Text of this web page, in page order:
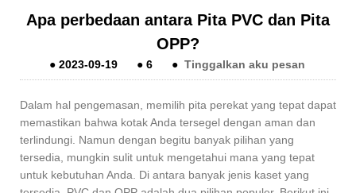
Apa perbedaan antara Pita PVC dan Pita
OPP?
●2023-09-19 ●6 ● Tinggalkan aku pesan
Dalam hal pengemasan, memilih pita perekat yang tepat dapat
memastikan bahwa kotak Anda tersegel dengan aman dan
terlindungi. Namun dengan begitu banyak pilihan yang
tersedia, mungkin sulit untuk mengetahui mana yang tepat
untuk kebutuhan Anda. Di antara banyak jenis kaset yang